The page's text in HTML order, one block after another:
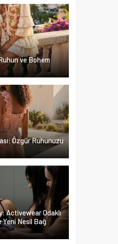
ve Bohem
Özgür Ruhunuzu
Activewear Odaklı
Yeni Nesil Bağ